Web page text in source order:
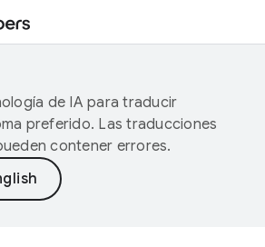
de IA para traducir
preferido. Las traducciones
contener errores.